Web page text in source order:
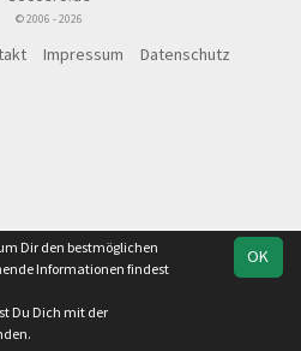
© 2006 - 2026
Impressum Datenschutz
OK
Dir den bestmöglichen
Informationen findest
Du Dich mit der